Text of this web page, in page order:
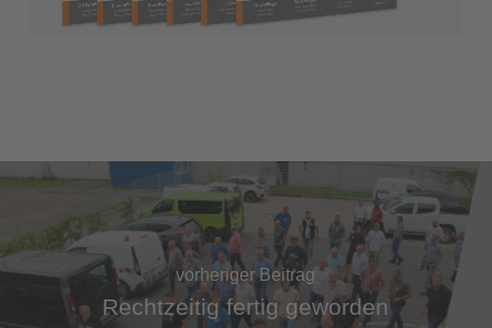
vorheriger Beitrag
Rechtzeitig fertig geworden